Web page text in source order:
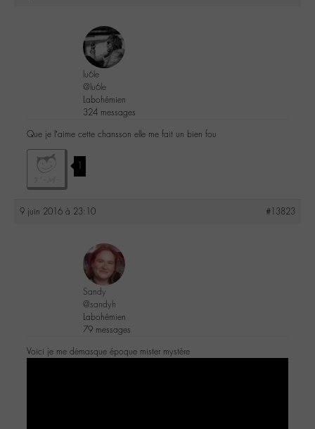
lu6le
@lu6le
Labohémien
324 messages
Que je l’aime cette chansson elle me fait un bien fou
1
9 juin 2016 à 23:10 #13823
Sandy
@sandyh
Labohémien
79 messages
Voici je me démasque époque mister mystère